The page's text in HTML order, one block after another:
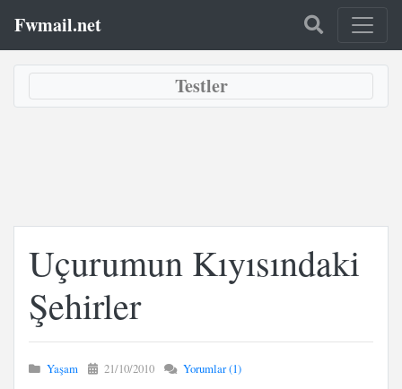
Fwmail.net
Testler
Uçurumun Kıyısındaki
Şehirler
Yaşam 21/10/2010 Yorumlar (1)